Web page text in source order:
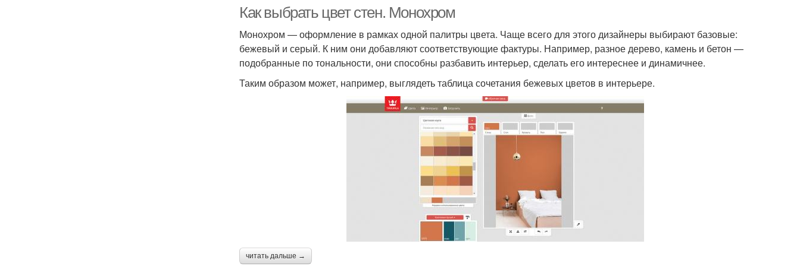
Как выбрать цвет стен. Монохром
Монохром — оформление в рамках одной палитры цвета. Чаще всего для этого дизайнеры выбирают базовые:
бежевый и серый. К ним они добавляют соответствующие фактуры. Например, разное дерево, камень и бетон —
подобранные по тональности, они способны разбавить интерьер, сделать его интереснее и динамичнее.
Таким образом может, например, выглядеть таблица сочетания бежевых цветов в интерьере.
читать дальше →